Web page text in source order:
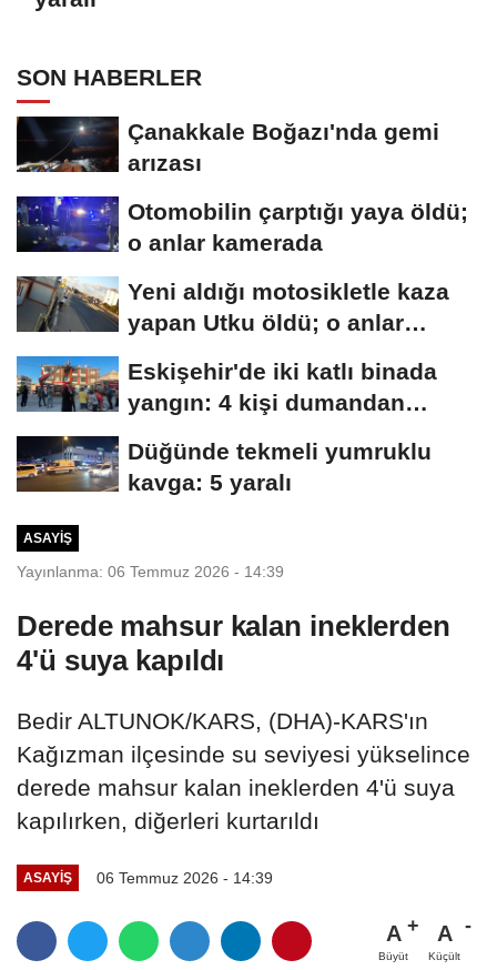
SON HABERLER
Çanakkale Boğazı'nda gemi
arızası
Otomobilin çarptığı yaya öldü;
o anlar kamerada
Yeni aldığı motosikletle kaza
yapan Utku öldü; o anlar
Eskişehir'de iki katlı binada
yangın: 4 kişi dumandan
Düğünde tekmeli yumruklu
kavga: 5 yaralı
ASAYIŞ
Yayınlanma: 06 Temmuz 2026 - 14:39
Derede mahsur kalan ineklerden
4'ü suya kapıldı
Bedir ALTUNOK/KARS, (DHA)-KARS'ın
Kağızman ilçesinde su seviyesi yükselince
derede mahsur kalan ineklerden 4'ü suya
kapılırken, diğerleri kurtarıldı
ASAYIŞ 06 Temmuz 2026 - 14:39
A
Büyüt
A
Küçült